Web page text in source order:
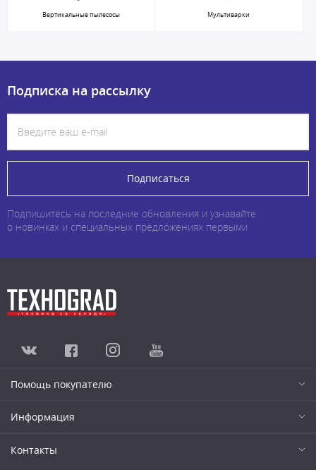
Вертикальные пылесосы Мультиварки
Подписка на рассылку
Подписаться
Подпишитесь на последние обновления и узнавайте
о новинках и специальных предложениях первыми
Помощь покупателю
Информация
Контакты